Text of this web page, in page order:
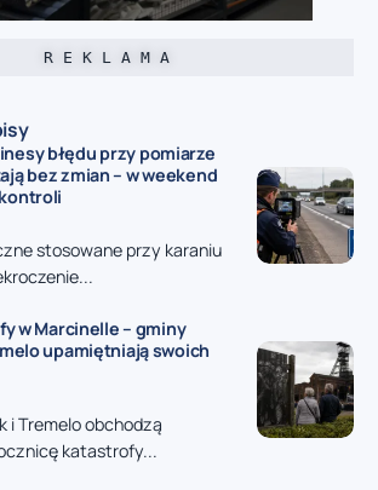
R E K L A M A
błędu przy pomiarze
bez zmian – w weekend
stosowane przy karaniu
w Marcinelle – gminy
upamiętniają swoich
i Tremelo obchodzą
katastrofy...